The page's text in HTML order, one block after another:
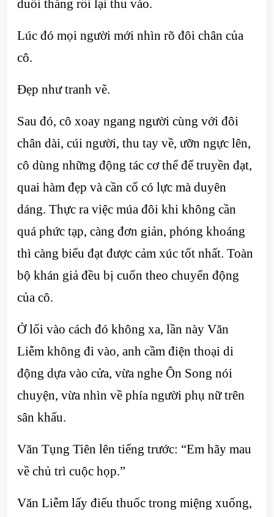
duỗi thẳng rồi lại thu vào.
Lúc đó mọi người mới nhìn rõ đôi chân của
cô.
Đẹp như tranh vẽ.
Sau đó, cô xoay ngang người cùng với đôi
chân dài, cúi người, thu tay về, ưỡn ngực lên,
cô dùng những động tác cơ thể để truyền đạt,
quai hàm đẹp và cần cổ có lực mà duyên
dáng. Thực ra việc múa đôi khi không cần
quá phức tạp, càng đơn giản, phóng khoáng
thì càng biểu đạt được cảm xúc tốt nhất. Toàn
bộ khán giả đều bị cuốn theo chuyển động
của cô.
Ở lối vào cách đó không xa, lần này Văn
Liễm không đi vào, anh cầm điện thoại di
động dựa vào cửa, vừa nghe Ôn Song nói
chuyện, vừa nhìn về phía người phụ nữ trên
sân khấu.
Văn Tụng Tiên lên tiếng trước: “Em hãy mau
về chủ trì cuộc họp.”
Văn Liễm lấy điếu thuốc trong miệng xuống,